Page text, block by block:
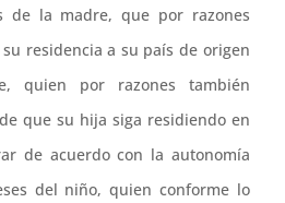
de la madre, que por razones
residencia a su país de origen
quien por razones también
que su hija siga residiendo en
de acuerdo con la autonomía
del niño, quien conforme lo